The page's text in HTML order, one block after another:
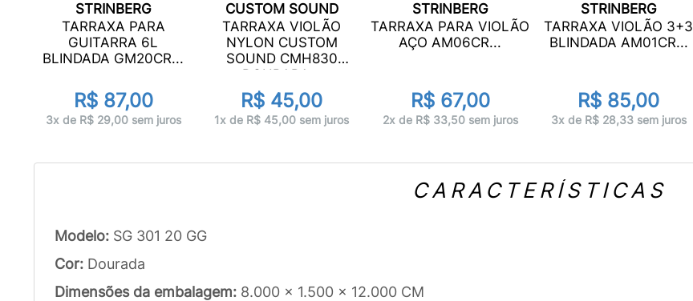
STRINBERG
TARRAXA PARA
GUITARRA 6L
BLINDADA GM20CR...
R$ 87,00
3x de R$ 29,00 sem juros
CUSTOM SOUND
TARRAXA VIOLÃO
NYLON CUSTOM
SOUND CMH830
DOURADA...
R$ 45,00
1x de R$ 45,00 sem juros
STRINBERG
TARRAXA PARA VIOLÃO
AÇO AM06CR...
R$ 67,00
2x de R$ 33,50 sem juros
STRINBERG
TARRAXA VIOLÃO 3+3
BLINDADA AM01CR...
R$ 85,00
3x de R$ 28,33 sem juros
CARACTERÍSTICAS
Modelo: SG 301 20 GG
Cor: Dourada
Dimensões da embalagem: 8.000 x 1.500 x 12.000 CM